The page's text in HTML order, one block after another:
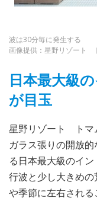
波は30分毎に発生する
画像提供：星野リゾート
日本最大級
が目玉
星野リゾート トマ
ガラス張りの開放
る日本最大級のイ
行波と少し大きめ
や季節に左右される